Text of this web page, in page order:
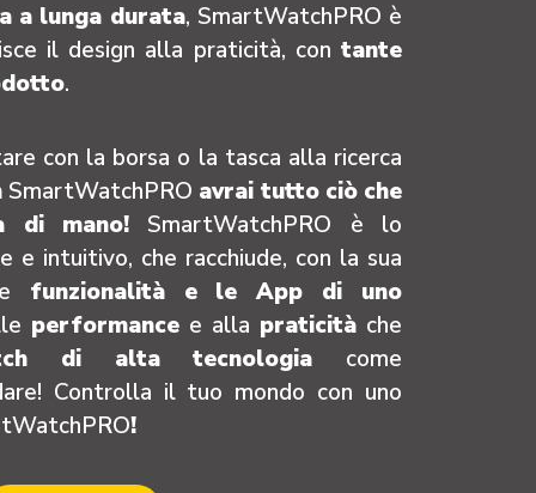
a lunga durata, SmartWatchPRO è
il design alla praticità, con tante
.
con la borsa o la tasca alla ricerca
SmartWatchPRO avrai tutto ciò che
di mano!SmartWatchPRO è lo
e intuitivo, che racchiude, con la sua
funzionalità e le App di uno
performance e alla praticità che
di alta tecnologia come
Controlla il tuo mondo con uno
!